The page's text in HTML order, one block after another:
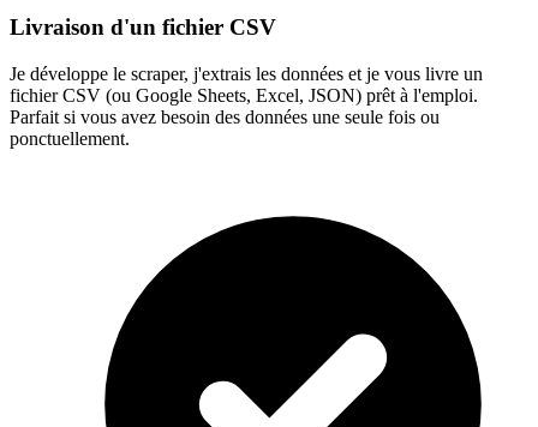
Livraison d'un fichier CSV
Je développe le scraper, j'extrais les données et je vous livre un
fichier CSV (ou Google Sheets, Excel, JSON) prêt à l'emploi.
Parfait si vous avez besoin des données une seule fois ou
ponctuellement.